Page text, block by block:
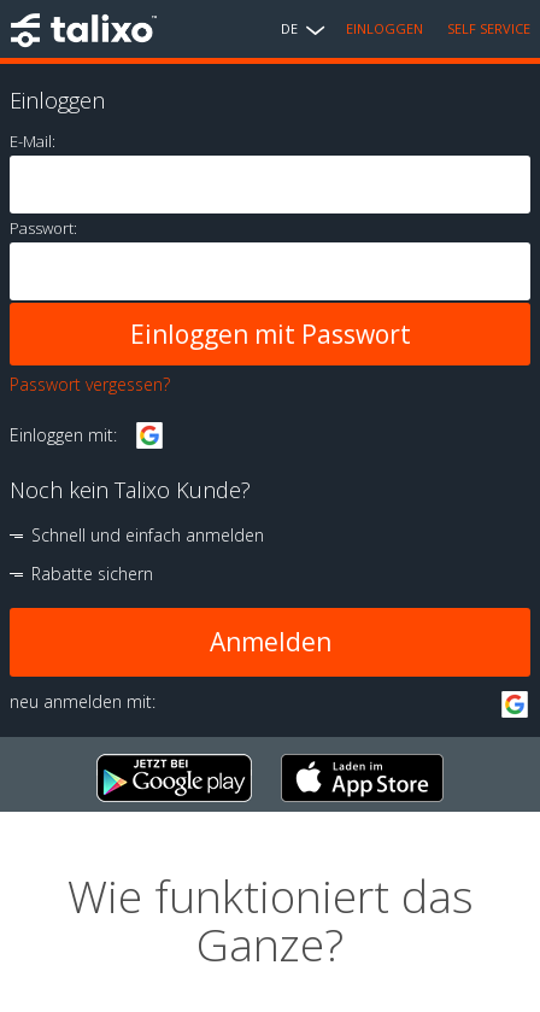
DE EINLOGGEN SELF SERVICE
Einloggen
E-Mail:
Passwort:
Passwort vergessen?
Einloggen mit:
Noch kein Talixo Kunde?
Schnell und einfach anmelden
Rabatte sichern
Anmelden
neu anmelden mit:
Wie funktioniert das
Ganze?